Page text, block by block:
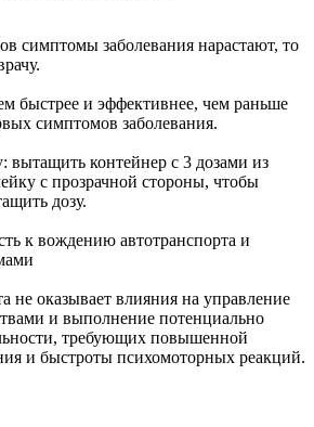
симптомы заболевания нарастают, то
быстрее и эффективнее, чем раньше
симптомов заболевания.
вытащить контейнер с 3 дозами из
с прозрачной стороны, чтобы
дозу.
к вождению автотранспорта и
не оказывает влияния на управление
и выполнение потенциально
требующих повышенной
и быстроты психомоторных реакций.